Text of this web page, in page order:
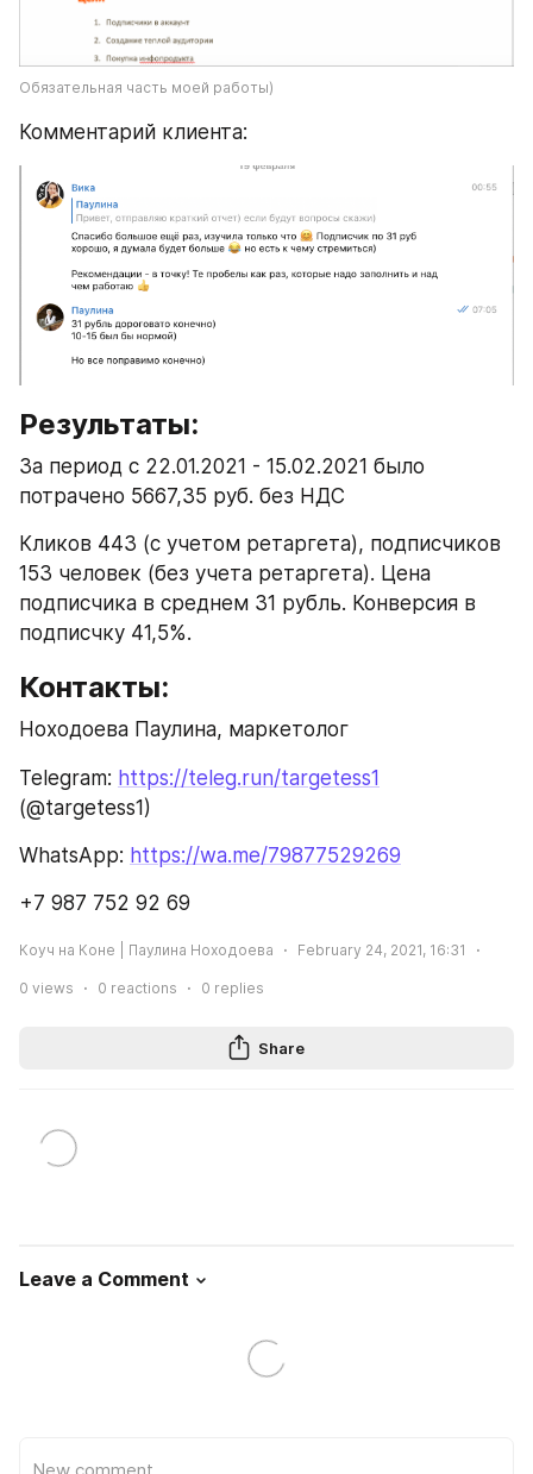
Обязательная часть моей работы)
Комментарий клиента:
Результаты:
За период с 22.01.2021 - 15.02.2021 было
потрачено 5667,35 руб. без НДС
Кликов 443 (с учетом ретаргета), подписчиков
153 человек (без учета ретаргета). Цена
подписчика в среднем 31 рубль. Конверсия в
подписчку 41,5%.
Контакты:
Ноходоева Паулина, маркетолог
Telegram: https://teleg.run/targetess1
(@targetess1)
WhatsApp: https://wa.me/79877529269
+7 987 752 92 69
Коуч на Коне | Паулина Ноходоева February 24, 2021, 16:31
0 views 0 reactions 0 replies
Share
Leave a Comment